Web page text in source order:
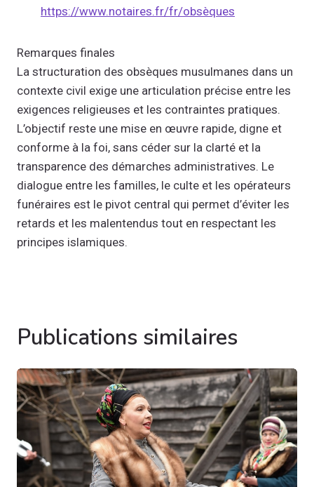
https://www.notaires.fr/fr/obsèques
Remarques finales
La structuration des obsèques musulmanes dans un
contexte civil exige une articulation précise entre les
exigences religieuses et les contraintes pratiques.
L’objectif reste une mise en œuvre rapide, digne et
conforme à la foi, sans céder sur la clarté et la
transparence des démarches administratives. Le
dialogue entre les familles, le culte et les opérateurs
funéraires est le pivot central qui permet d’éviter les
retards et les malentendus tout en respectant les
principes islamiques.
Publications similaires